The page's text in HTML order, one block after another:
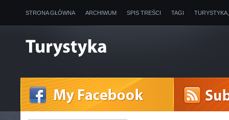
STRONA GŁÓWNA ARCHIWUM SPIS TREŚCI TAGI